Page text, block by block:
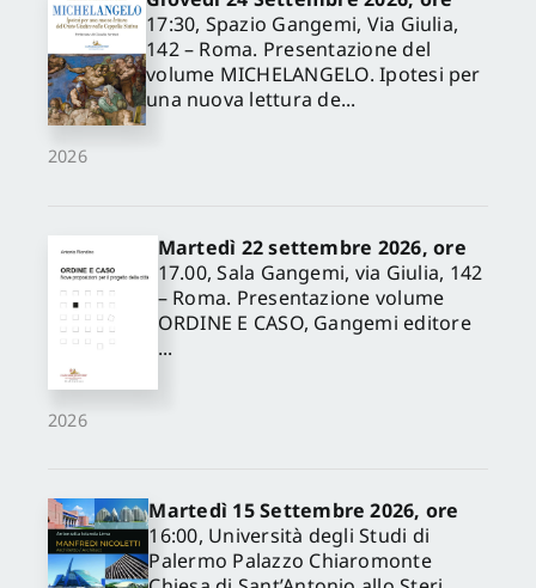
2026
17:30, Spazio Gangemi, Via Giulia,
142 – Roma. Presentazione del
volume MICHELANGELO. Ipotesi per
una nuova lettura de...
2026
Martedì 22 settembre 2026, ore
17.00, Sala Gangemi, via Giulia, 142
– Roma. Presentazione volume
ORDINE E CASO, Gangemi editore
...
Martedì 15 Settembre 2026, ore
16:00, Università degli Studi di
Palermo Palazzo Chiaromonte